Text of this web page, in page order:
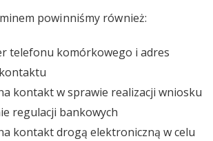
powinniśmy również:
telefonu komórkowego i adres
kontakt w sprawie realizacji wniosku
regulacji bankowych
kontakt drogą elektroniczną w celu